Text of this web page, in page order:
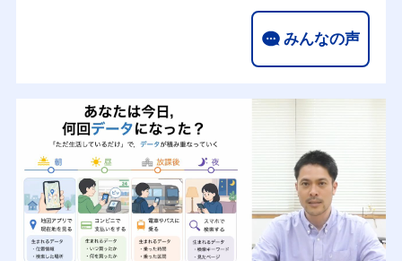
みんなの声